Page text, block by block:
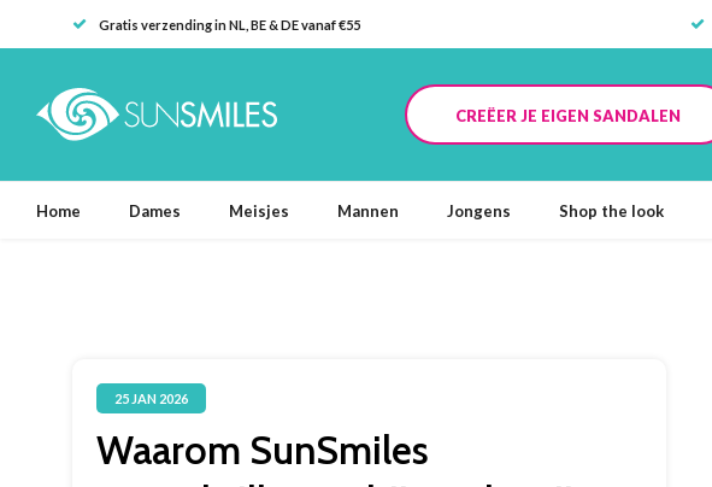
Gratis verzending in NL, BE & DE vanaf €55
CREËER JE EIGEN SANDALEN
Home Dames Meisjes Mannen Jongens Shop the look
25 JAN 2026
Waarom SunSmiles